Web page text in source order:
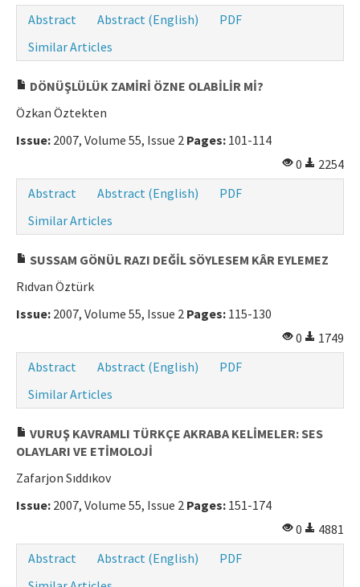
Abstract
Abstract (English)
PDF
Similar Articles
DÖNÜŞLÜLÜK ZAMİRİ ÖZNE OLABİLİR Mİ?
Özkan Öztekten
Issue: 2007, Volume 55, Issue 2 Pages: 101-114
0
2254
Abstract
Abstract (English)
PDF
Similar Articles
SUSSAM GÖNÜL RAZI DEĞİL SÖYLESEM KÂR EYLEMEZ
Rıdvan Öztürk
Issue: 2007, Volume 55, Issue 2 Pages: 115-130
0
1749
Abstract
Abstract (English)
PDF
Similar Articles
VURUŞ KAVRAMLI TÜRKÇE AKRABA KELİMELER: SES
OLAYLARI VE ETİMOLOJİ
Zafarjon Sıddıkov
Issue: 2007, Volume 55, Issue 2 Pages: 151-174
0
4881
Abstract
Abstract (English)
PDF